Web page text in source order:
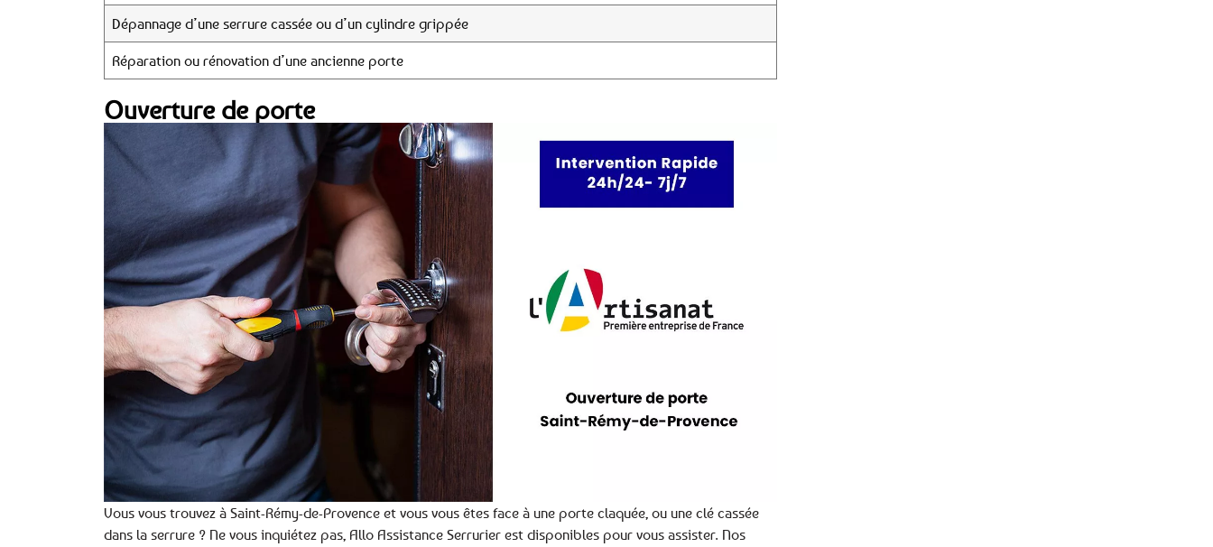
Dépannage d’une serrure cassée ou d’un cylindre grippée
Réparation ou rénovation d’une ancienne porte
Ouverture de porte
Vous vous trouvez à Saint-Rémy-de-Provence et vous vous êtes face à une porte claquée, ou une clé cassée
dans la serrure ? Ne vous inquiétez pas, Allo Assistance Serrurier est disponibles pour vous assister. Nos